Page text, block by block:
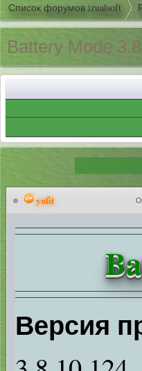
Список форумов izualsoft
Battery Mode
yulii
Версия